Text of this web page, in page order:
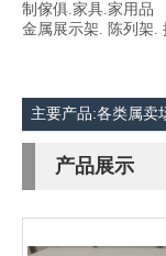
制傢俱.家具.家用品
金属展示架. 陈列架.
主要产品:各类属卖
属加工、金属 冲压
件冲 压加工、
电洽询+更多
产品展示